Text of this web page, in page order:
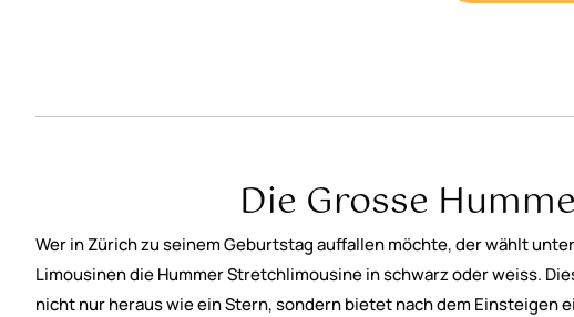
Die Grosse
Wer in Zürich zu seinem Geburtstag auffallen möchte, der wählt
Limousinen die Hummer Stretchlimousine in schwarz oder weiss.
nicht nur heraus wie ein Stern, sondern bietet nach dem Einsteigen